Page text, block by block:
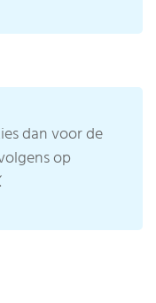
dan voor de
op
.